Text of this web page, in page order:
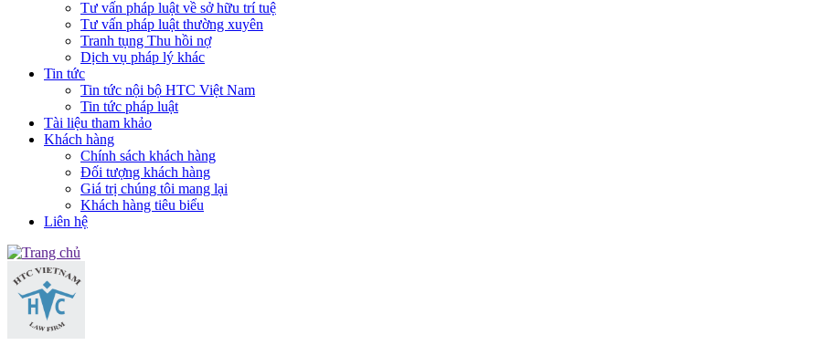
Tư vấn pháp luật về sở hữu trí tuệ
Tư vấn pháp luật thường xuyên
Tranh tụng Thu hồi nợ
Dịch vụ pháp lý khác
Tin tức
Tin tức nội bộ HTC Việt Nam
Tin tức pháp luật
Tài liệu tham khảo
Khách hàng
Chính sách khách hàng
Đối tượng khách hàng
Giá trị chúng tôi mang lại
Khách hàng tiêu biểu
Liên hệ